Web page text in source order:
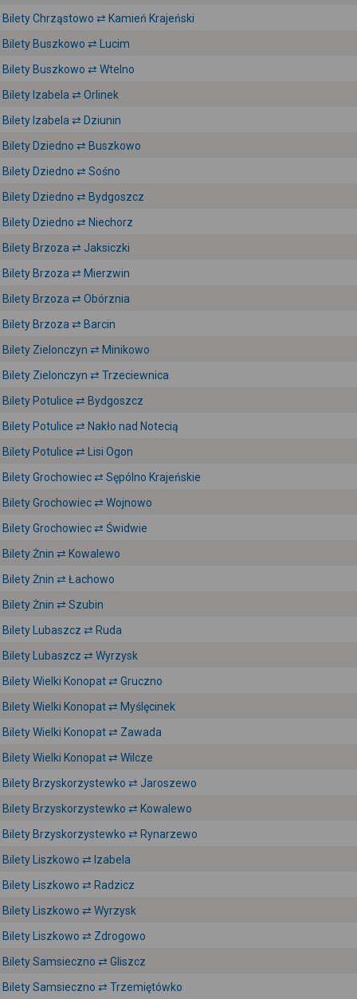
Bilety Chrząstowo ⇄ Kamień Krajeński
Bilety Buszkowo ⇄ Lucim
Bilety Buszkowo ⇄ Wtelno
Bilety Izabela ⇄ Orlinek
Bilety Izabela ⇄ Dziunin
Bilety Dziedno ⇄ Buszkowo
Bilety Dziedno ⇄ Sośno
Bilety Dziedno ⇄ Bydgoszcz
Bilety Dziedno ⇄ Niechorz
Bilety Brzoza ⇄ Jaksiczki
Bilety Brzoza ⇄ Mierzwin
Bilety Brzoza ⇄ Obórznia
Bilety Brzoza ⇄ Barcin
Bilety Zielonczyn ⇄ Minikowo
Bilety Zielonczyn ⇄ Trzeciewnica
Bilety Potulice ⇄ Bydgoszcz
Bilety Potulice ⇄ Nakło nad Notecią
Bilety Potulice ⇄ Lisi Ogon
Bilety Grochowiec ⇄ Sępólno Krajeńskie
Bilety Grochowiec ⇄ Wojnowo
Bilety Grochowiec ⇄ Świdwie
Bilety Żnin ⇄ Kowalewo
Bilety Żnin ⇄ Łachowo
Bilety Żnin ⇄ Szubin
Bilety Lubaszcz ⇄ Ruda
Bilety Lubaszcz ⇄ Wyrzysk
Bilety Wielki Konopat ⇄ Gruczno
Bilety Wielki Konopat ⇄ Myślęcinek
Bilety Wielki Konopat ⇄ Zawada
Bilety Wielki Konopat ⇄ Wilcze
Bilety Brzyskorzystewko ⇄ Jaroszewo
Bilety Brzyskorzystewko ⇄ Kowalewo
Bilety Brzyskorzystewko ⇄ Rynarzewo
Bilety Liszkowo ⇄ Izabela
Bilety Liszkowo ⇄ Radzicz
Bilety Liszkowo ⇄ Wyrzysk
Bilety Liszkowo ⇄ Zdrogowo
Bilety Samsieczno ⇄ Gliszcz
Bilety Samsieczno ⇄ Trzemiętówko